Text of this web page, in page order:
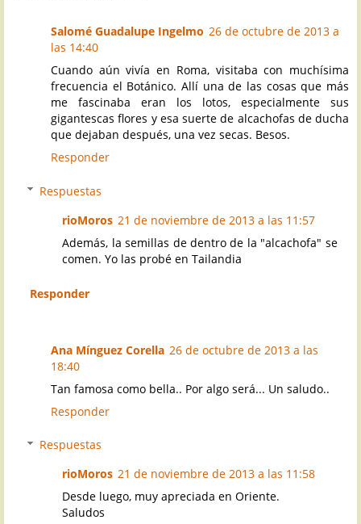
Salomé Guadalupe Ingelmo 26 de octubre de 2013 a
las 14:40
Cuando aún vivía en Roma, visitaba con muchísima
frecuencia el Botánico. Allí una de las cosas que más
me fascinaba eran los lotos, especialmente sus
gigantescas flores y esa suerte de alcachofas de ducha
que dejaban después, una vez secas. Besos.
Responder
Respuestas
rioMoros 21 de noviembre de 2013 a las 11:57
Además, la semillas de dentro de la "alcachofa" se
comen. Yo las probé en Tailandia
Responder
Ana Mínguez Corella 26 de octubre de 2013 a las
18:40
Tan famosa como bella.. Por algo será... Un saludo..
Responder
Respuestas
rioMoros 21 de noviembre de 2013 a las 11:58
Desde luego, muy apreciada en Oriente.
Saludos